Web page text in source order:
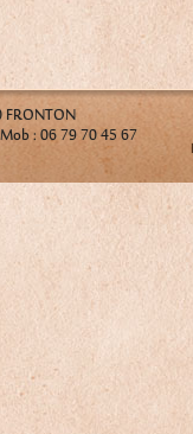
FRONTON
: 06 79 70 45 67